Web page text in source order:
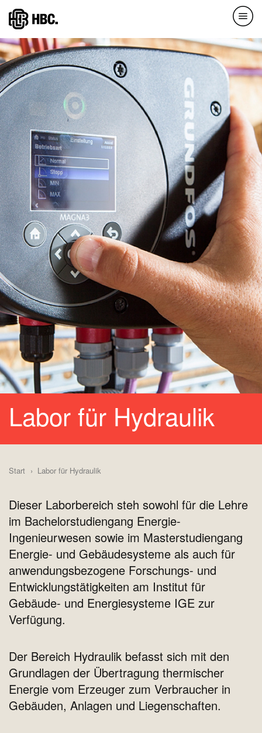
Direkt
zum
Inhalt
Labor für Hydraulik
Start Labor für Hydraulik
Dieser Laborbereich steh sowohl für die Lehre
im Bachelorstudiengang Energie-
Ingenieurwesen sowie im Masterstudiengang
Energie- und Gebäudesysteme als auch für
anwendungsbezogene Forschungs- und
Entwicklungstätigkeiten am Institut für
Gebäude- und Energiesysteme IGE zur
Verfügung.
Der Bereich Hydraulik befasst sich mit den
Grundlagen der Übertragung thermischer
Energie vom Erzeuger zum Verbraucher in
Gebäuden, Anlagen und Liegenschaften.